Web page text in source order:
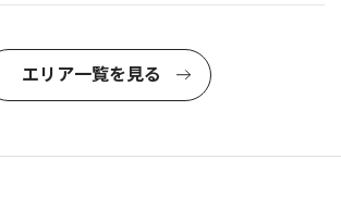
エリア一覧を見る